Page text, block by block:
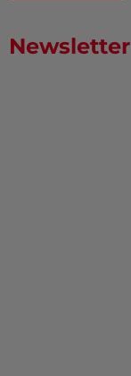
Newsletter